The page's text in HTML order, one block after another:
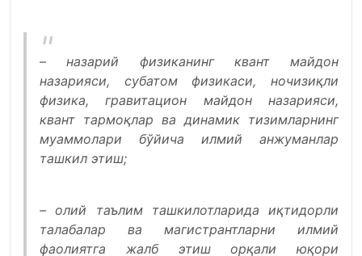
– назарий физиканинг квант майдон
назарияси, субатом физикаси, ночизиқли
физика, гравитацион майдон назарияси,
квант тармоқлар ва динамик тизимларнинг
муаммолари бўйича илмий анжуманлар
ташкил этиш;
– олий таълим ташкилотларида иқтидорли
талабалар ва магистрантларни илмий
фаолиятга жалб этиш орқали юқори